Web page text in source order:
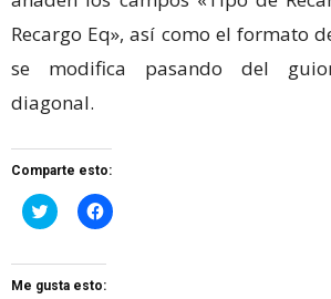
Recargo Eq», así como el formato
se modifica pasando del
diagonal.
Comparte esto:
Haz
clic
en
Twitter
(Se
Haz
clic
en
Facebook
(Se
Me gusta esto: